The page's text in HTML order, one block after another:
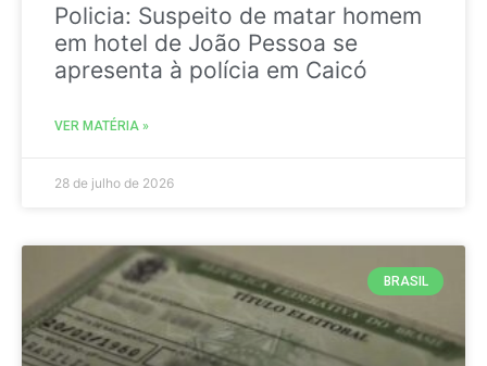
Policia: Suspeito de matar homem
em hotel de João Pessoa se
apresenta à polícia em Caicó
VER MATÉRIA »
28 de julho de 2026
BRASIL